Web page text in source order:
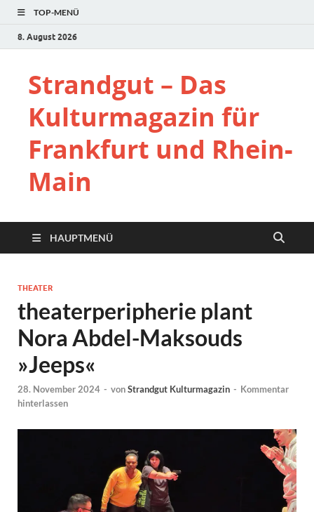
TOP-MENÜ
8. August 2026
Strandgut – Das
Kulturmagazin für
Frankfurt und Rhein-
Main
HAUPTMENÜ
THEATER
theaterperipherie plant
Nora Abdel-Maksouds
»Jeeps«
28. November 2024 - vonStrandgut Kulturmagazin - Kommentar
hinterlassen